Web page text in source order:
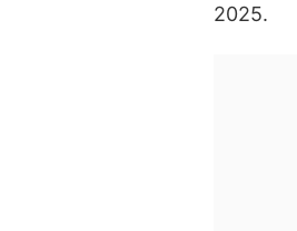
2025.